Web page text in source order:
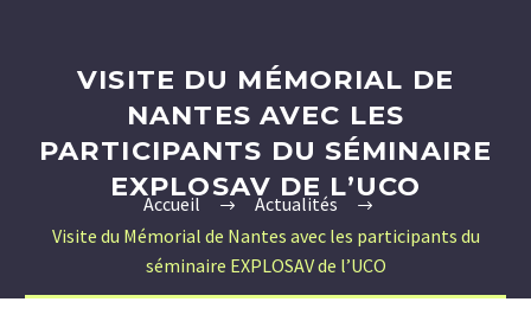
VISITE DU MÉMORIAL DE
NANTES AVEC LES
PARTICIPANTS DU SÉMINAIRE
EXPLOSAV DE L’UCO
Accueil
Actualités
Visite du Mémorial de Nantes avec les participants du
séminaire EXPLOSAV de l’UCO